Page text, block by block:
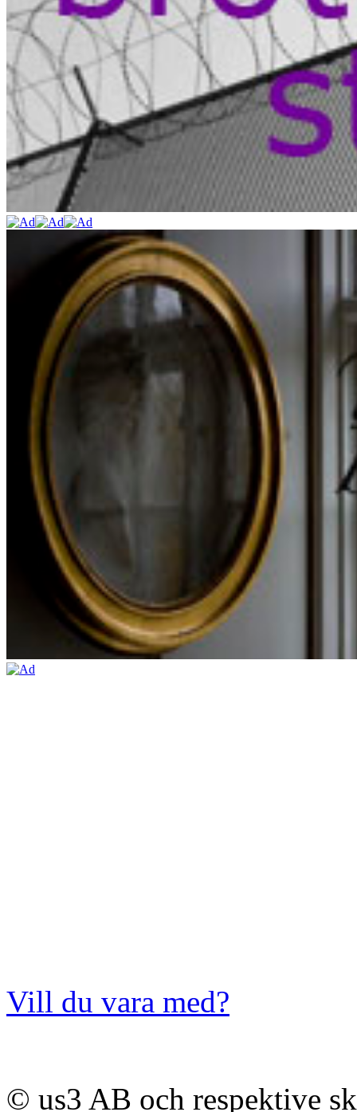
Vill du vara med?
© us3 AB och respektive